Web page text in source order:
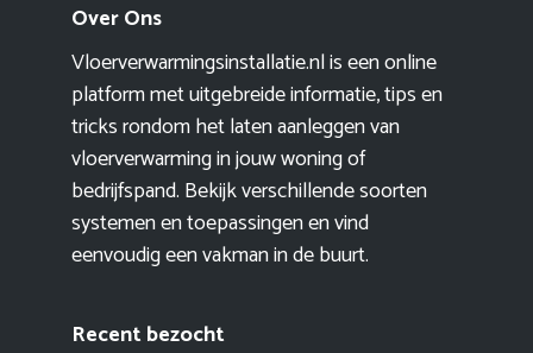
Over Ons
Vloerverwarmingsinstallatie.nl is een online
platform met uitgebreide informatie, tips en
tricks rondom het laten aanleggen van
vloerverwarming in jouw woning of
bedrijfspand. Bekijk verschillende soorten
systemen en toepassingen en vind
eenvoudig een vakman in de buurt.
Recent bezocht